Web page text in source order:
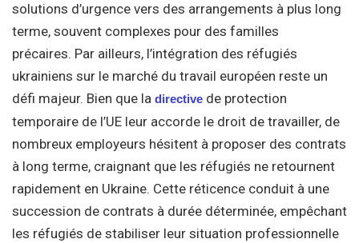
solutions d’urgence vers des arrangements à plus long
terme, souvent complexes pour des familles
précaires. Par ailleurs, l’intégration des réfugiés
ukrainiens sur le marché du travail européen reste un
défi majeur. Bien que la directive de protection
temporaire de l’UE leur accorde le droit de travailler, de
nombreux employeurs hésitent à proposer des contrats
à long terme, craignant que les réfugiés ne retournent
rapidement en Ukraine. Cette réticence conduit à une
succession de contrats à durée déterminée, empêchant
les réfugiés de stabiliser leur situation professionnelle